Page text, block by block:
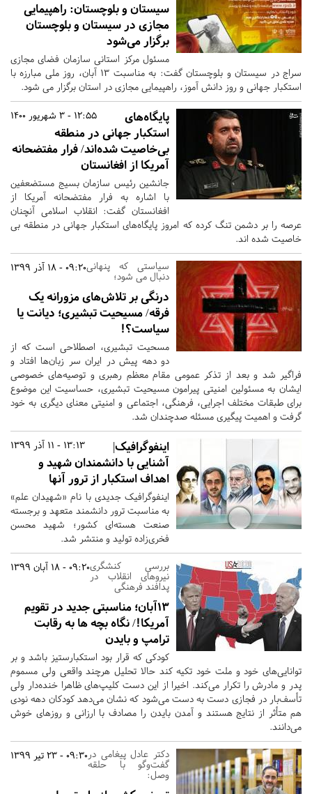
سیستان و بلوچستان: راهپیمایی
مجازی در سیستان و بلوچستان
برگزار می‌شود
مسئول مرکز استانی سازمان فضای مجازی
سراج در سیستان و بلوچستان گفت: به مناسبت ۱۳ آبان، روز ملی مبارزه با
استکبار جهانی و روز دانش آموز، راهپیمایی مجازی در استان برگزار می شود.
12:55 - 3 شهریور 1400
پایگاه‌های
استکبار جهانی در منطقه
بی‌خاصیت شده‌اند/ فرار مفتضحانه
آمریکا از افغانستان
جانشین رئیس سازمان بسیج مستضعفین
با اشاره به فرار مفتضحانه آمریکا از
افغانستان گفت: انقلاب اسلامی آنچنان
عرصه را بر دشمن تنگ کرده که امروز پایگاه‌های استکبار جهانی در منطقه بی
خاصیت شده اند.
09:20 - 18 آذر 1399سیاستی که پنهانی
دنبال می شود؛
درنگی بر تلاش‌های مزورانه یک
فرقه/ مسیحیت تبشیری؛ دیانت یا
سیاست؟!
مسحیت تبشیری، اصطلاحی است که از
دو دهه پیش در ایران سر زبان‌ها افتاد و
فراگیر شد و بعد از تذکر عمومی مقام معظم رهبری و توصیه‌های خصوصی
ایشان به مسئولین امنیتی پیرامون مسیحیت تبشیری، حساسیت این موضوع
برای طبقات مختلف اجرایی، فرهنگی، اجتماعی و امنیتی معنای دیگری به خود
گرفت و اهمیت پیگیری مسئله صدچندان شد.
13:13 - 11 آذر 1399
اینفوگرافیک|
آشنایی با دانشمندان شهید و
اهداف استکبار از ترور آنها
اینفوگرافیک جدیدی با نام «شهیدان علم»
به مناسبت ترور دانشمند متعهد و برجسته
صنعت هسته‌ای کشور؛ شهید محسن
فخری‌زاده تولید و منتشر شد.
09:20 - 18 آبان 1399بررسی کنشگری
نیروهای انقلاب در
پدافند فرهنگی
13آبان؛ مناسبتی جدید در تقویم
آمریکا!/ نگاه بچه ها به رقابت
ترامپ و بایدن
کودکی که قرار بود استکبارستیز باشد و بر
توانایی‌های خود و ملت خود تکیه کند حالا تحلیل هرچند واقعی ولی مسموم
پدر و مادرش را تکرار می‌کند. اخیرا از این دست کلیپ‌های ظاهرا خنده‌دار ولی
تأسف‌بار در فجازی دست به دست می‌شود که نشان می‌دهد کودکان دهه نودی
هم متأثر از نتایج هستند و آمدن بایدن را مصادف با ارزانی و روزهای خوش
می‌دانند.
09:30 - 23 تیر 1399 دکتر عادل پیغامی در
گفت‌وگو با حلقه
وصل: